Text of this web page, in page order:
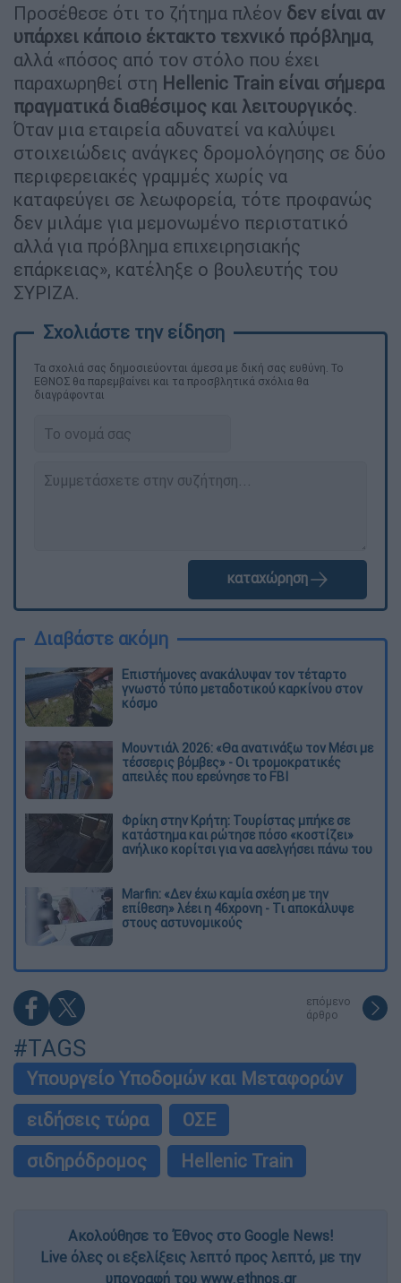
Προσέθεσε ότι το ζήτημα πλέον δεν είναι αν
υπάρχει κάποιο έκτακτο τεχνικό πρόβλημα,
αλλά «πόσος από τον στόλο που έχει
παραχωρηθεί στη Hellenic Train είναι σήμερα
πραγματικά διαθέσιμος και λειτουργικός.
Όταν μια εταιρεία αδυνατεί να καλύψει
στοιχειώδεις ανάγκες δρομολόγησης σε δύο
περιφερειακές γραμμές χωρίς να
καταφεύγει σε λεωφορεία, τότε προφανώς
δεν μιλάμε για μεμονωμένο περιστατικό
αλλά για πρόβλημα επιχειρησιακής
επάρκειας», κατέληξε ο βουλευτής του
ΣΥΡΙΖΑ.
Τα σχολιά σας δημοσιεύονται άμεσα με δική σας ευθύνη. Το
ΕΘΝΟΣ θα παρεμβαίνει και τα προσβλητικά σχόλια θα
διαγράφονται
καταχώρηση
Διαβάστε ακόμη
Επιστήμονες ανακάλυψαν τον τέταρτο
γνωστό τύπο μεταδοτικού καρκίνου στον
κόσμο
Μουντιάλ 2026: «Θα ανατινάξω τον Μέσι με
τέσσερις βόμβες» - Οι τρομοκρατικές
απειλές που ερεύνησε το FBI
Φρίκη στην Κρήτη: Τουρίστας μπήκε σε
κατάστημα και ρώτησε πόσο «κοστίζει»
ανήλικο κορίτσι για να ασελγήσει πάνω του
Marfin: «Δεν έχω καμία σχέση με την
επίθεση» λέει η 46χρονη - Τι αποκάλυψε
στους αστυνομικούς
επόμενο
άρθρο
#TAGS
Υπουργείο Υποδομών και Μεταφορών
ειδήσεις τώρα
ΟΣΕ
σιδηρόδρομος
Hellenic Train
Ακολούθησε το Έθνος στο Google News!
Live όλες οι εξελίξεις λεπτό προς λεπτό, με την
υπογραφή του www.ethnos.gr